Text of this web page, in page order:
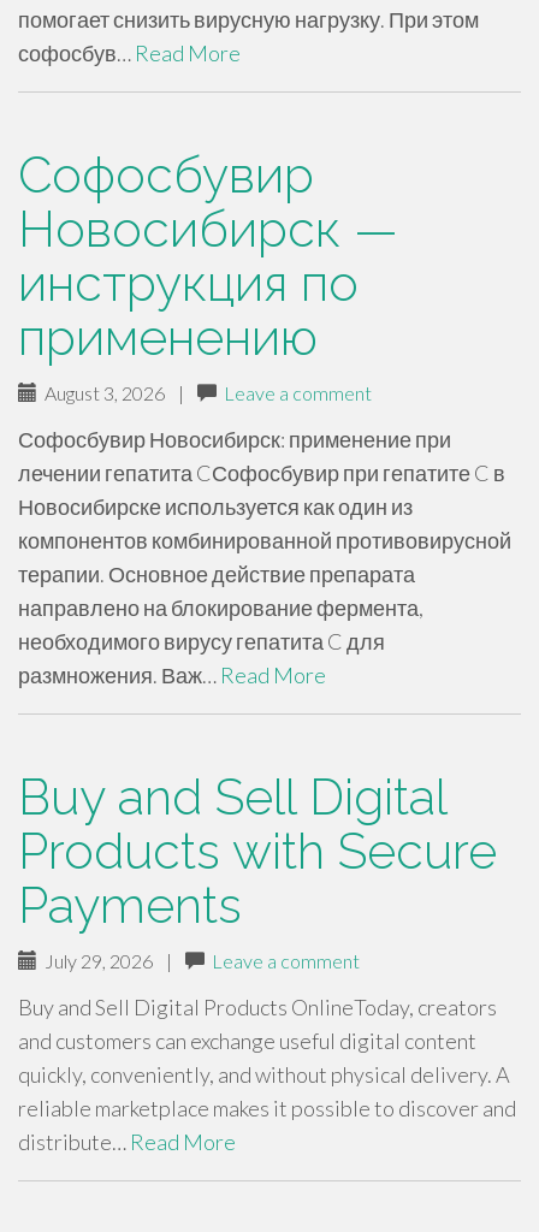
помогает снизить вирусную нагрузку. При этом
софосбув… Read More
Софосбувир
Новосибирск —
инструкция по
применению
August 3, 2026 | Leave a comment
Софосбувир Новосибирск: применение при
лечении гепатита CСофосбувир при гепатите C в
Новосибирске используется как один из
компонентов комбинированной противовирусной
терапии. Основное действие препарата
направлено на блокирование фермента,
необходимого вирусу гепатита C для
размножения. Важ… Read More
Buy and Sell Digital
Products with Secure
Payments
July 29, 2026 | Leave a comment
Buy and Sell Digital Products OnlineToday, creators
and customers can exchange useful digital content
quickly, conveniently, and without physical delivery. A
reliable marketplace makes it possible to discover and
distribute… Read More